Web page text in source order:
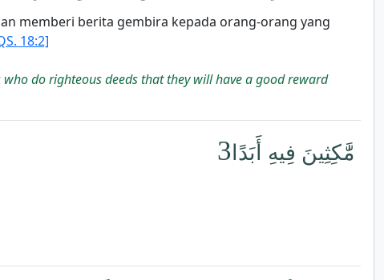
memberi berita gembira kepada orang-orang yang
18:2]
do righteous deeds that they will have a good reward
مَّٰكِثِينَ فِيهِ أَبَدًا 3